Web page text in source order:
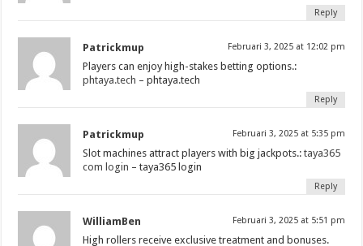
Reply
Patrickmup Februari 3, 2025 at 12:02 pm
Players can enjoy high-stakes betting options.:
phtaya.tech – phtaya.tech
Reply
Patrickmup Februari 3, 2025 at 5:35 pm
Slot machines attract players with big jackpots.:taya365
com login – taya365 login
Reply
WilliamBen Februari 3, 2025 at 5:51 pm
High rollers receive exclusive treatment and bonuses.